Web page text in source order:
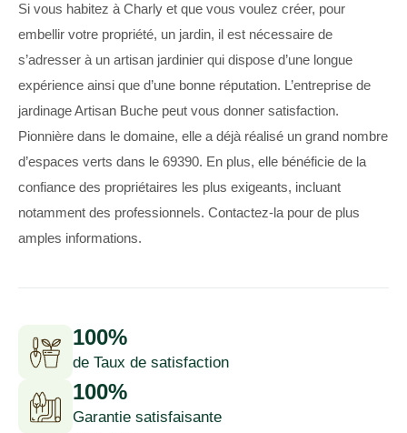
Si vous habitez à Charly et que vous voulez créer, pour
embellir votre propriété, un jardin, il est nécessaire de
s’adresser à un artisan jardinier qui dispose d’une longue
expérience ainsi que d’une bonne réputation. L’entreprise de
jardinage Artisan Buche peut vous donner satisfaction.
Pionnière dans le domaine, elle a déjà réalisé un grand nombre
d’espaces verts dans le 69390. En plus, elle bénéficie de la
confiance des propriétaires les plus exigeants, incluant
notamment des professionnels. Contactez-la pour de plus
amples informations.
100%
de Taux de satisfaction
100%
Garantie satisfaisante